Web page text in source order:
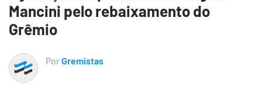
Mancini pelo rebaixamento do
Grêmio
PorGremistas